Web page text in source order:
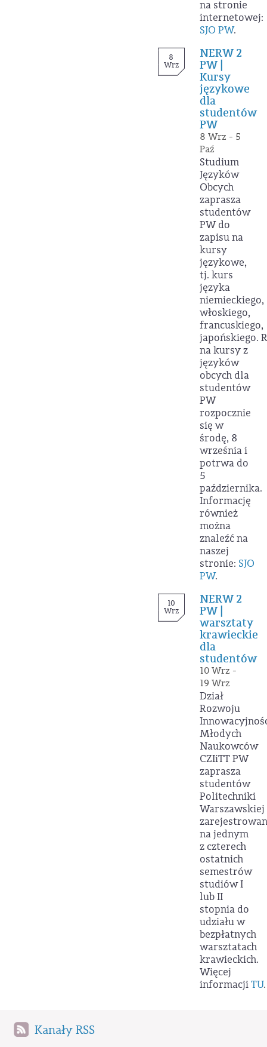
na stronie
internetowej:
SJO PW.
8
Wrz
NERW 2
PW |
Kursy
językowe
dla
studentów
PW
8 Wrz - 5
Paź
Studium
Języków
Obcych
zaprasza
studentów
PW do
zapisu na
kursy
językowe,
tj. kurs
języka
niemieckiego,
włoskiego,
francuskiego,
japońskiego.
na kursy z
języków
obcych dla
studentów
PW
rozpocznie
się w
środę, 8
września i
potrwa do
5
października.
Informację
również
można
znaleźć na
naszej
stronie: SJO
PW.
10
Wrz
NERW 2
PW |
warsztaty
krawieckie
dla
studentów
10 Wrz -
19 Wrz
Dział
Rozwoju
Młodych
Naukowców
CZIiTT PW
zaprasza
studentów
Politechniki
Warszawskiej
na jednym
z czterech
ostatnich
semestrów
studiów I
lub II
stopnia do
udziału w
bezpłatnych
warsztatach
krawieckich.
Więcej
informacjiTU.
Kanały RSS